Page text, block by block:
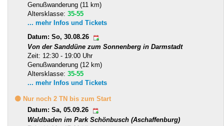
Genußwanderung (11 km)
Altersklasse: 35-55
... mehr Infos und Tickets
Datum: So, 30.08.26
Von der Sanddüne zum Sonnenberg in Darmstadt
Zeit: 12:30 - 19:00 Uhr
Genußwanderung (12 km)
Altersklasse: 35-55
... mehr Infos und Tickets
🟡 Nur noch 2 TN bis zum Start
Datum: Sa, 05.09.26
Waldbaden im Park Schönbusch (Aschaffenburg)